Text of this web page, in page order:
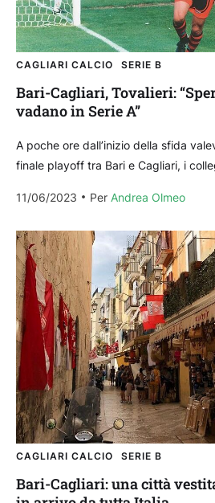
CAGLIARI CALCIO SERIE B
Bari-Cagliari, Tovalieri:
vadano in Serie A”
A poche ore dall’inizio della sfida
finale playoff tra Bari e Cagliari, i
11/06/2023
Per Andrea Olmeo
CAGLIARI CALCIO SERIE B
Bari-Cagliari: una città